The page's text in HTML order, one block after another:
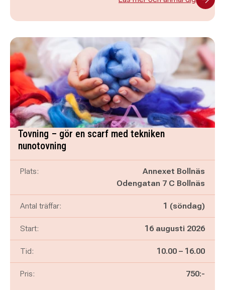
Tovning – gör en scarf med tekniken
nunotovning
Plats:
Annexet Bollnäs
Odengatan 7 C Bollnäs
Antal träffar: 1 (söndag)
Start: 16 augusti 2026
Tid: Pågår mellan
10.00 – och
16.00
Pris: 750:-